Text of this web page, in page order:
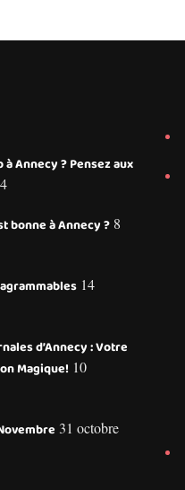
Annecy ? Pensez aux
bonne à Annecy ? 8
14
d’Annecy : Votre
Magique! 10
31 octobre